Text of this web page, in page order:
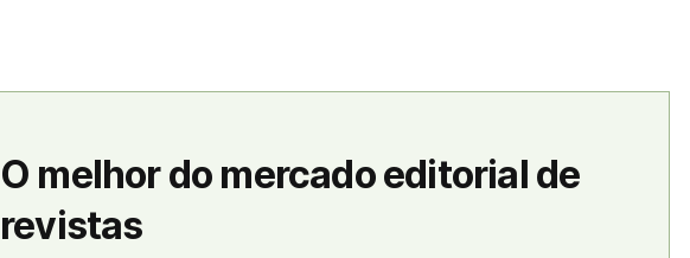
O melhor do mercado editorial de
revistas